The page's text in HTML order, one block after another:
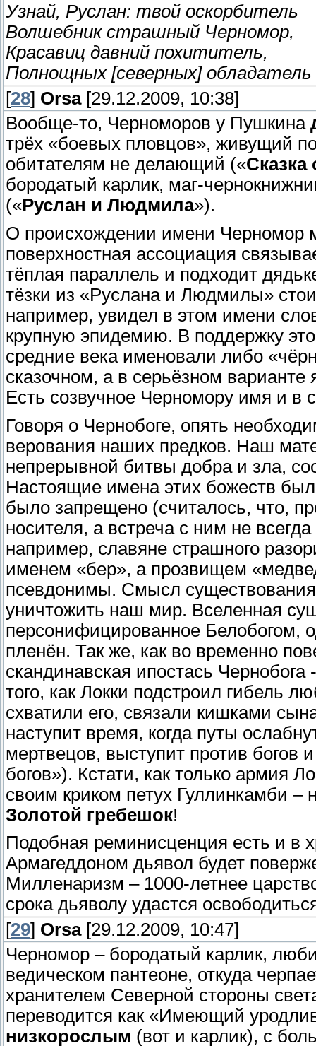
Узнай, Руслан: твой оскорбитель
Волшебник страшный Черномор,
Красавиц давний похититель,
Полнощных [северных]
[28] Orsa[29.12.2009, 10:38]
Вообще-то, Черноморов у Пушкина
трёх «боевых пловцов», живущий
обитателям не делающий («Сказка
бородатый карлик, маг-
(«Руслан и Людмила»).
О происхождении имени Черномор
поверхностная ассоциация
тёплая параллель и подходит
тёзки из «Руслана и Людмилы»
например, увидел в этом имени
крупную эпидемию. В поддержку
средние века именовали либо
сказочном, а в серьёзном варианте
Есть созвучное Черномору имя и в
Говоря о Чернобоге, опять
верования наших предков. Наш
непрерывной битвы добра и зла,
Настоящие имена этих божеств
было запрещено (считалось, что,
носителя, а встреча с ним не
например, славяне страшного
именем «бер», а прозвищем
псевдонимы. Смысл существования
уничтожить наш мир. Вселенная
персонифицированное Белобогом,
пленён. Так же, как во временно
скандинавская ипостась
того, как Локки подстроил гибель
схватили его, связали кишками
наступит время, когда путы
мертвецов, выступит против богов
богов»). Кстати, как только армия
своим криком петух Гуллинкамби
Золотой гребешок!
Подобная реминисценция есть и в
Армагеддоном дьявол будет
Милленаризм – 1000-летнее
срока дьяволу удастся
[29] Orsa[29.12.2009, 10:47]
Черномор – бородатый карлик,
ведическом пантеоне, откуда
хранителем Северной стороны
переводится как «Имеющий
низкорослым (вот и карлик), с